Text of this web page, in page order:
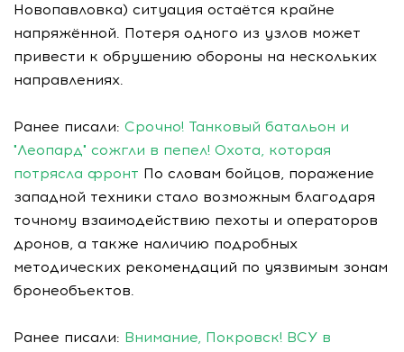
Новопавловка) ситуация остаётся крайне
напряжённой. Потеря одного из узлов может
привести к обрушению обороны на нескольких
направлениях.
Ранее писали: Срочно! Танковый батальон и
"Леопард" сожгли в пепел! Охота, которая
потрясла фронт По словам бойцов, поражение
западной техники стало возможным благодаря
точному взаимодействию пехоты и операторов
дронов, а также наличию подробных
методических рекомендаций по уязвимым зонам
бронеобъектов.
Ранее писали: Внимание, Покровск! ВСУ в